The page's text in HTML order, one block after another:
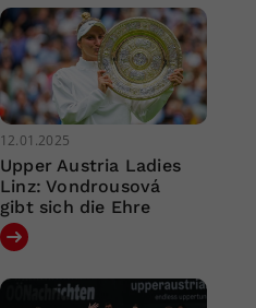
12.01.2025
Upper Austria Ladies
Linz: Vondrousová
gibt sich die Ehre